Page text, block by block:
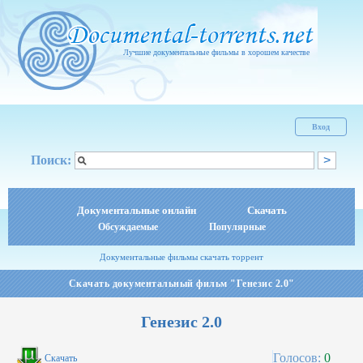
Лучшие документальные фильмы в хорошем качестве
Вход
Поиск:
Документальные онлайн Скачать
Обсуждаемые Популярные
Документальные фильмы скачать торрент
Скачать документальный фильм "Генезис 2.0"
Генезис 2.0
Скачать Голосов: 0